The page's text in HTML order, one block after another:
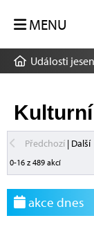
MENU
Události
Předchozí| Další
0-16 z 489 akcí
akce dnes